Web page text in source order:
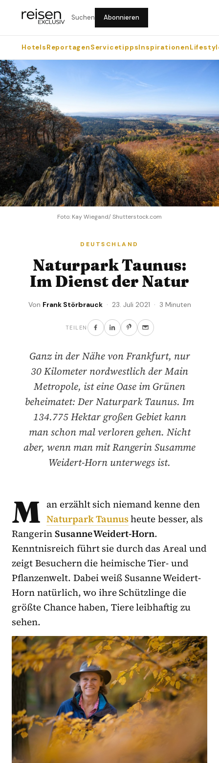
Suchen Abonnieren
HotelsReportagenServicetippsInspirationen
Foto: Kay Wiegand/ Shutterstock.com
DEUTSCHLAND
Naturpark Taunus:
Im Dienst der Natur
Von Frank Störbrauck· 23. Juli 2021 · 3 Minuten
TEILEN
Ganz in der Nähe von Frankfurt, nur
30 Kilometer nordwestlich der Main
Metropole, ist eine Oase im Grünen
beheimatet: Der Naturpark Taunus. Im
134.775 Hektar großen Gebiet kann
man schon mal verloren gehen. Nicht
aber, wenn man mit Rangerin Susamme
Weidert-Horn unterwegs ist.
M an erzählt sich niemand kenne den
Naturpark Taunusheute besser, als
RangerinSusanne Weidert-Horn.
Kenntnisreich führt sie durch das Areal und
zeigt Besuchern die heimische Tier- und
Pflanzenwelt. Dabei weiß Susanne Weidert-
Horn natürlich, wo ihre Schützlinge die
größte Chance haben, Tiere leibhaftig zu
sehen.